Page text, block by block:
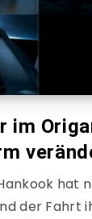
im
hat
der Fahrt